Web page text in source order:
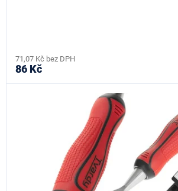
71,07 Kč bez DPH
86 Kč